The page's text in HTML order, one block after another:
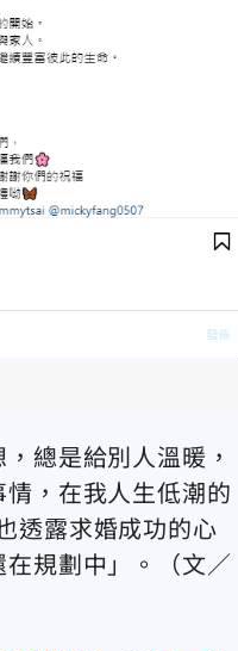
總是給別人溫暖，
，在我人生低潮的
透露求婚成功的心
規劃中」。（文／